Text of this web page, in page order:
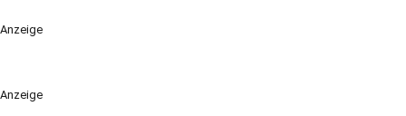
Anzeige
Anzeige